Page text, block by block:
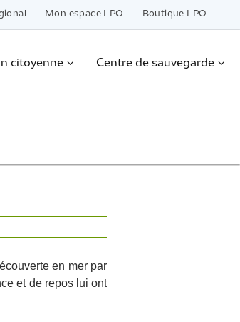
Mon espace LPO Boutique LPO
citoyenne Centre de sauvegarde
en mer par
et de repos lui ont